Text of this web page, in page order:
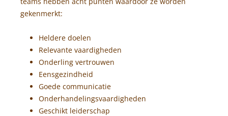
gekenmerkt:
Heldere doelen
Relevante vaardigheden
Onderling vertrouwen
Eensgezindheid
Goede communicatie
Onderhandelingsvaardigheden
Geschikt leiderschap